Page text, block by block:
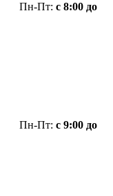
Пн-Пт: с 8:00 до
Пн-Пт: с 9:00 до